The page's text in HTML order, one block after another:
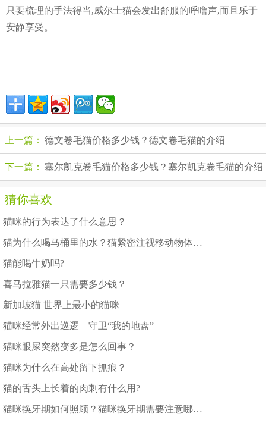
只要梳理的手法得当,威尔士猫会发出舒服的呼噜声,而且乐于
安静享受。
上一篇： 德文卷毛猫价格多少钱？德文卷毛猫的介绍
下一篇： 塞尔凯克卷毛猫价格多少钱？塞尔凯克卷毛猫的介绍
猜你喜欢
猫咪的行为表达了什么意思？
猫为什么喝马桶里的水？猫紧密注视移动物体的原因
猫能喝牛奶吗?
喜马拉雅猫一只需要多少钱？
新加坡猫 世界上最小的猫咪
猫咪经常外出巡逻—守卫“我的地盘”
猫咪眼屎突然变多是怎么回事？
猫咪为什么在高处留下抓痕？
猫的舌头上长着的肉刺有什么用?
猫咪换牙期如何照顾？猫咪换牙期需要注意哪些问题